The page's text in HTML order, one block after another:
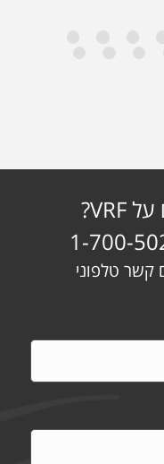
מעוניינים בפרטים נוספים על VRF?
קשר טלפוני